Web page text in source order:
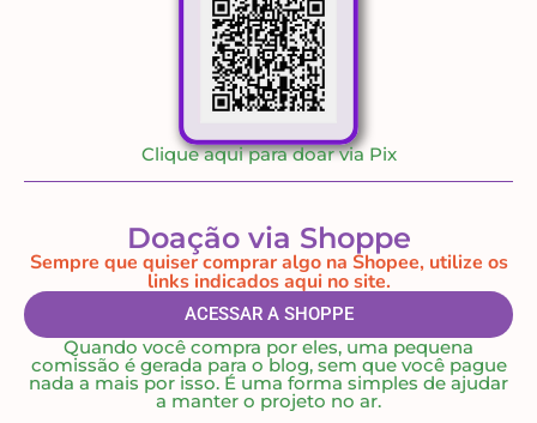
Clique aqui para doar via Pix
Doação via Shoppe
Sempre que quiser comprar algo na Shopee, utilize os
links indicados aqui no site.
ACESSAR A SHOPPE
Quando você compra por eles, uma pequena
comissão é gerada para o blog, sem que você pague
nada a mais por isso. É uma forma simples de ajudar
a manter o projeto no ar.